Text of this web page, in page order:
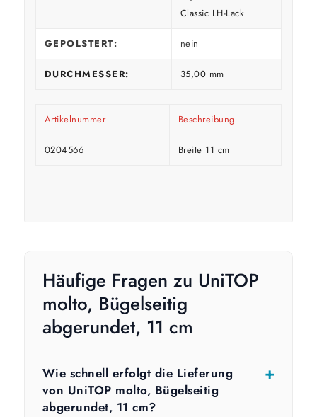
Classic LH-Lack
GEPOLSTERT: nein
DURCHMESSER: 35,00 mm
Artikelnummer Beschreibung
0204566 Breite 11 cm
Häufige Fragen zu UniTOP
molto, Bügelseitig
abgerundet, 11 cm
Wie schnell erfolgt die Lieferung
von UniTOP molto, Bügelseitig
abgerundet, 11 cm?